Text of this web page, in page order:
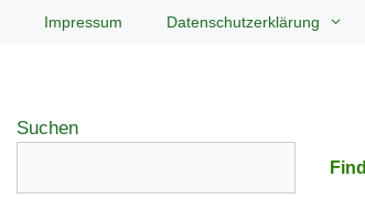
Impressum Datenschutzerklärung
Suchen